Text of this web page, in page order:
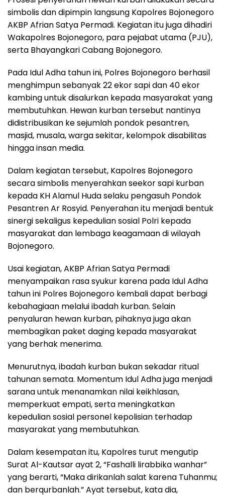
simbolis dan dipimpin langsung Kapolres Bojonegoro
AKBP Afrian Satya Permadi. Kegiatan itu juga dihadiri
Wakapolres Bojonegoro, para pejabat utama (PJU),
serta Bhayangkari Cabang Bojonegoro.
Pada Idul Adha tahun ini, Polres Bojonegoro berhasil
menghimpun sebanyak 22 ekor sapi dan 40 ekor
kambing untuk disalurkan kepada masyarakat yang
membutuhkan. Hewan kurban tersebut nantinya
didistribusikan ke sejumlah pondok pesantren,
masjid, musala, warga sekitar, kelompok disabilitas
hingga insan media.
Dalam kegiatan tersebut, Kapolres Bojonegoro
secara simbolis menyerahkan seekor sapi kurban
kepada KH Alamul Huda selaku pengasuh Pondok
Pesantren Ar Rosyid. Penyerahan itu menjadi bentuk
sinergi sekaligus kepedulian sosial Polri kepada
masyarakat dan lembaga keagamaan di wilayah
Bojonegoro.
Usai kegiatan, AKBP Afrian Satya Permadi
menyampaikan rasa syukur karena pada Idul Adha
tahun ini Polres Bojonegoro kembali dapat berbagi
kebahagiaan melalui ibadah kurban. Selain
penyaluran hewan kurban, pihaknya juga akan
membagikan paket daging kepada masyarakat
yang berhak menerima.
Menurutnya, ibadah kurban bukan sekadar ritual
tahunan semata. Momentum Idul Adha juga menjadi
sarana untuk menanamkan nilai keikhlasan,
memperkuat empati, serta meningkatkan
kepedulian sosial personel kepolisian terhadap
masyarakat yang membutuhkan.
Dalam kesempatan itu, Kapolres turut mengutip
Surat Al-Kautsar ayat 2, “Fashalli lirabbika wanhar”
yang berarti, “Maka dirikanlah salat karena Tuhanmu;
dan berqurbanlah.” Ayat tersebut, kata dia,